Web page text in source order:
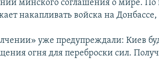
минского соглашения о мире.
накапливать войска на
уже предупреждали: Киев
огня для переброски сил.